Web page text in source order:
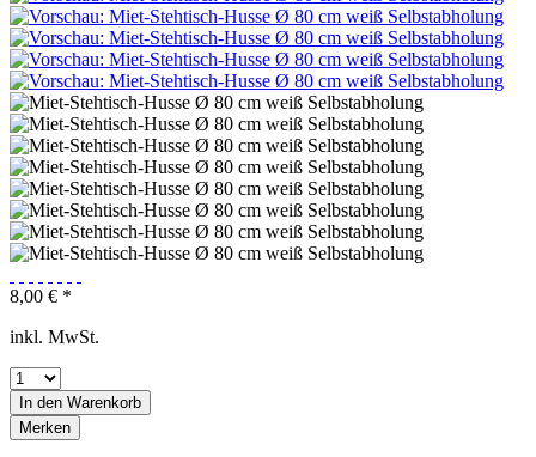
8,00 € *
inkl. MwSt.
In den Warenkorb
Merken